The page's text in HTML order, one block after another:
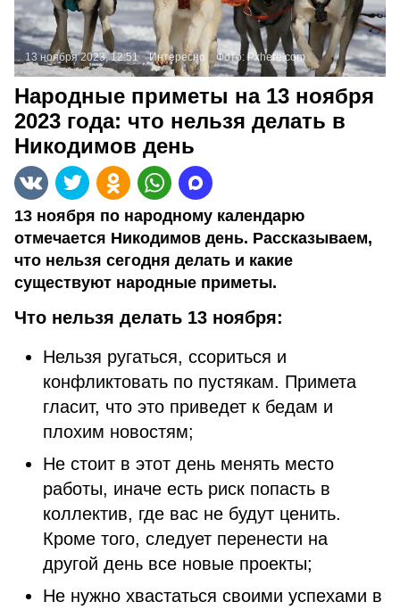
13 ноября 2023, 12:51 Интересно Фото:Pxhere.com
Народные приметы на 13 ноября
2023 года: что нельзя делать в
Никодимов день
13 ноября по народному календарю
отмечается Никодимов день. Рассказываем,
что нельзя сегодня делать и какие
существуют народные приметы.
Что нельзя делать 13 ноября:
Нельзя ругаться, ссориться и
конфликтовать по пустякам. Примета
гласит, что это приведет к бедам и
плохим новостям;
Не стоит в этот день менять место
работы, иначе есть риск попасть в
коллектив, где вас не будут ценить.
Кроме того, следует перенести на
другой день все новые проекты;
Не нужно хвастаться своими успехами в